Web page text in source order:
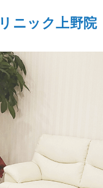
ニック上野院